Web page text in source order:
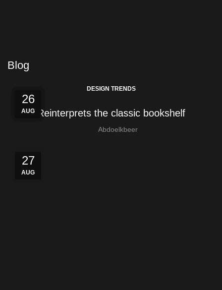
Blog
DESIGN TRENDS
Reinterprets the classic bookshelf
Abdoelkbeer
27
AUG
27
AUG
27
AUG
26
AUG
26
AUG
26
AUG